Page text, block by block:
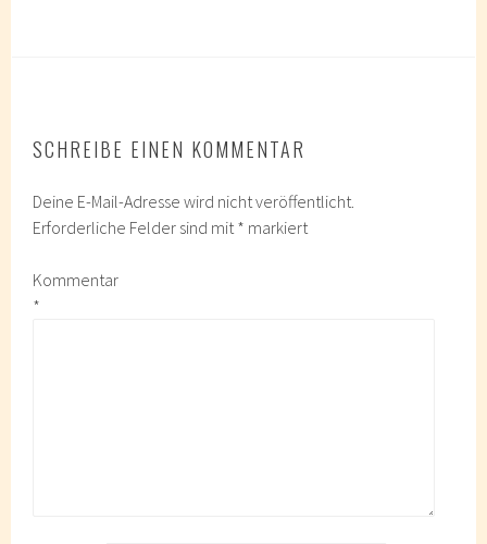
SCHREIBE EINEN KOMMENTAR
Deine E-Mail-Adresse wird nicht veröffentlicht.
Erforderliche Felder sind mit* markiert
Kommentar
*